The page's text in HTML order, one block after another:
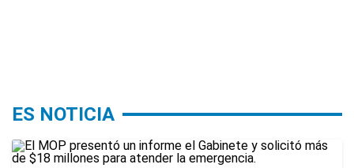
ES NOTICIA